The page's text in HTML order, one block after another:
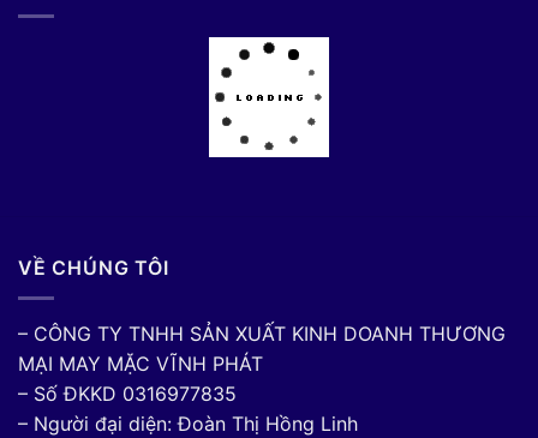
VỀ CHÚNG TÔI
– CÔNG TY TNHH SẢN XUẤT KINH DOANH THƯƠNG
MẠI MAY MẶC VĨNH PHÁT
– Số ĐKKD 0316977835
– Người đại diện: Đoàn Thị Hồng Linh